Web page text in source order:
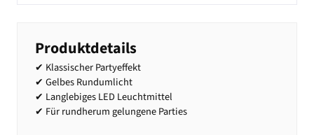
Produktdetails
✔ Klassischer Partyeffekt
✔ Gelbes Rundumlicht
✔ Langlebiges LED Leuchtmittel
✔ Für rundherum gelungene Parties